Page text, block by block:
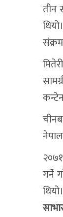
तीन
गर्ने